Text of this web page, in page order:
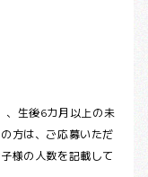
、生後6カ月以上の未
方は、ご応募いただ
様の人数を記載して